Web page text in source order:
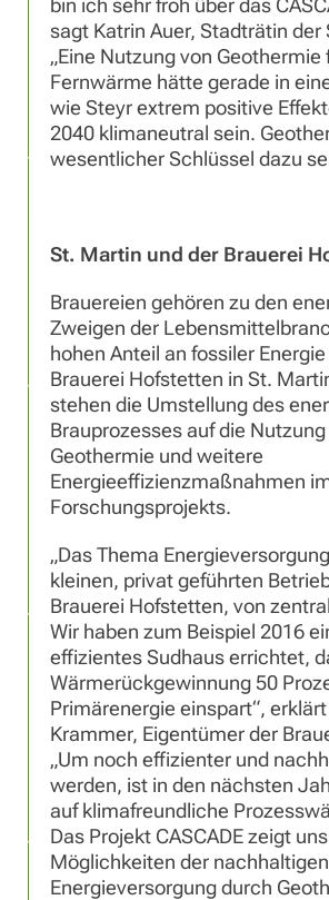
sagt Katrin Auer, Stadträtin der
„Eine Nutzung von
Fernwärme hätte gerade in
wie Steyr extrem positive
2040 klimaneutral sein.
wesentlicher Schlüssel dazu
St. Martin und der Brauerei
Brauereien gehören zu den
Zweigen der
hohen Anteil an fossiler
Brauerei Hofstetten in St.
stehen die Umstellung des
Brauprozesses auf die Nutzung
Geothermie und weitere
Energieeffizienzmaßnahmen
Forschungsprojekts.
„Das Thema
kleinen, privat geführten
Brauerei Hofstetten, von
Wir haben zum Beispiel 2016
effizientes Sudhaus errichtet,
Wärmerückgewinnung 50
Primärenergie einspart“,
Krammer, Eigentümer der
„Um noch effizienter und
werden, ist in den nächsten
auf klimafreundliche
Das Projekt CASCADE zeigt
Möglichkeiten der nachhaltigen
Energieversorgung durch